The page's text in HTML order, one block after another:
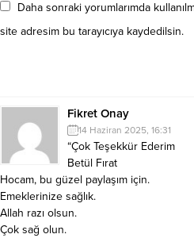
Daha sonraki yorumlarımda
site adresim bu tarayıcıya kaydedilsin.
Fikret Onay
14 Haziran 2025, 16:31
“Çok Teşekkür Ederim
Betül Fırat
Hocam, bu güzel paylaşım için.
Emeklerinize sağlık.
Allah razı olsun.
Çok sağ olun.